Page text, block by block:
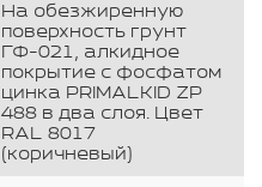
На обезжиренную
поверхность грунт
ГФ-021, алкидное
покрытие с фосфатом
цинка PRIMALKID ZP
488 в два слоя. Цвет
RAL 8017
(коричневый)